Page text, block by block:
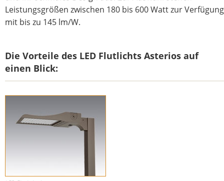
Leistungsgrößen zwischen 180 bis 600 Watt zur Verfügung
mit bis zu 145 lm/W.
Die Vorteile des LED Flutlichts Asterios auf
einen Blick:
LED Fluter Asterios